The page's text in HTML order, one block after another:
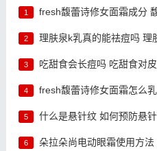
1 fresh馥蕾诗修女面霜成分
2 理肤泉k乳真的能祛痘吗 理
3 吃甜食会长痘吗 吃甜食对
4 fresh馥蕾诗修女面霜怎么
5 什么是悬针纹 如何预防悬
6 朵拉朵尚电动眼霜使用方